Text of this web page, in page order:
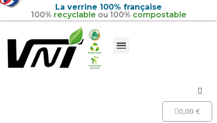
La verrine 100% française
100% recyclable ou 100% compostable
0,00 €